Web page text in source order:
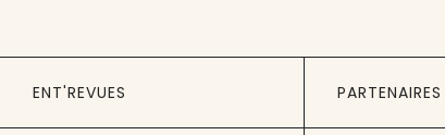
ENT'REVUES PARTENAIRES